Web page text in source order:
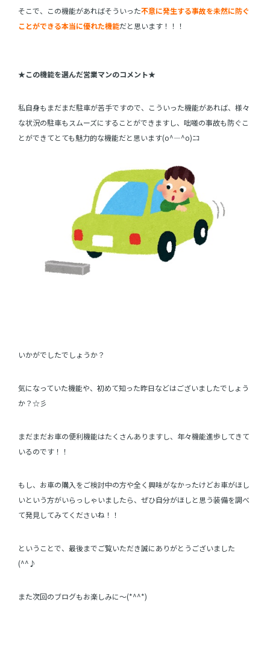
そこで、この機能があればそういった不意に発生する事故を未然に防ぐ
ことができる本当に優れた機能だと思います！！！
★この機能を選んだ営業マンのコメント★
私自身もまだまだ駐車が苦手ですので、こういった機能があれば、様々
な状況の駐車もスムーズにすることができますし、咄嗟の事故も防ぐこ
とができてとても魅力的な機能だと思います(o^―^o)ﾆｺ
いかがでしたでしょうか？
気になっていた機能や、初めて知った昨日などはございましたでしょう
か？☆彡
まだまだお車の便利機能はたくさんありますし、年々機能進歩してきて
いるのです！！
もし、お車の購入をご検討中の方や全く興味がなかったけどお車がほし
いという方がいらっしゃいましたら、ぜひ自分がほしと思う装備を調べ
て発見してみてくださいね！！
ということで、最後までご覧いただき誠にありがとうございました
(^^♪
また次回のブログもお楽しみに～(*^^*)